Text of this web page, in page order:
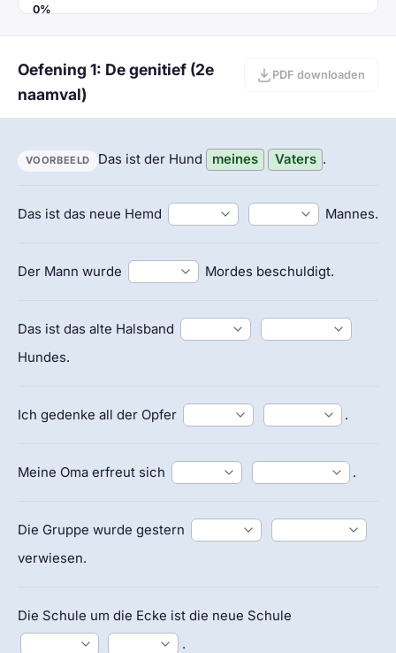
0%
Oefening 1: De genitief (2e
naamval)
PDF downloaden
VOORBEELD Das ist der Hund meines Vaters .
Das ist das neue Hemd Mannes.
Der Mann wurde Mordes beschuldigt.
Das ist das alte Halsband
Hundes.
Ich gedenke all der Opfer .
Meine Oma erfreut sich .
Die Gruppe wurde gestern
verwiesen.
Die Schule um die Ecke ist die neue Schule
.